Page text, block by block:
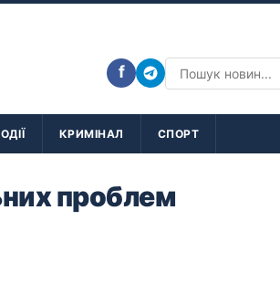
f
КРИМІНАЛ СПОРТ
проблем